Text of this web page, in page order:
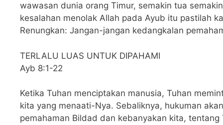
wawasan dunia orang Timur, semakin tua
kesalahan menolak Allah pada Ayub itu pastilah
Renungkan: Jangan-jangan kedangkalan
TERLALU LUAS UNTUK DIPAHAMI
Ayb 8:1-22
Ketika Tuhan menciptakan manusia, Tuhan
kita yang menaati-Nya. Sebaliknya, hukuman
pemahaman Bildad dan kebanyakan kita,